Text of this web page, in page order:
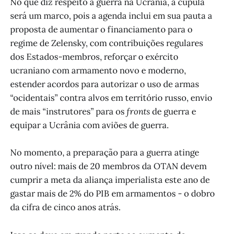
será um marco, pois a agenda inclui em sua pauta a
proposta de aumentar o financiamento para o
regime de Zelensky, com contribuições regulares
dos Estados-membros, reforçar o exército
ucraniano com armamento novo e moderno,
estender acordos para autorizar o uso de armas
“ocidentais” contra alvos em território russo, envio
de mais “instrutores” para osfrontsde guerra e
equipar a Ucrânia com aviões de guerra.
No momento, a preparação para a guerra atinge
outro nível: mais de 20 membros da OTAN devem
cumprir a meta da aliança imperialista este ano de
gastar mais de 2% do PIB em armamentos - o dobro
da cifra de cinco anos atrás.